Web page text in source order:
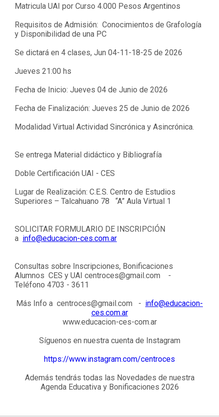
Matricula UAI por Curso 4.000 Pesos Argentinos
Requisitos de Admisión: Conocimientos de Grafología
y Disponibilidad de una PC
Se dictará en 4 clases, Jun 04-11-18-25 de 2026
Jueves 21:00 hs
Fecha de Inicio: Jueves 04 de Junio de 2026
Fecha de Finalización: Jueves 25 de Junio de 2026
Modalidad Virtual Actividad Sincrónica y Asincrónica.
Se entrega Material didáctico y Bibliografía
Doble Certificación UAI - CES
Lugar de Realización: C.E.S. Centro de Estudios
Superiores – Talcahuano 78 “A” Aula Virtual 1
SOLICITAR FORMULARIO DE INSCRIPCIÓN
a info@educacion-ces.com.ar
Consultas sobre Inscripciones, Bonificaciones
Alumnos CES y UAI centroces@gmail.com -
Teléfono 4703 - 3611
Más Info a centroces@gmail.com - info@educacion-
ces.com.ar
www.educacion-ces-com.ar
Síguenos en nuestra cuenta de Instagram
https://www.instagram.com/centroces
Además tendrás todas las Novedades de nuestra
Agenda Educativa y Bonificaciones 2026